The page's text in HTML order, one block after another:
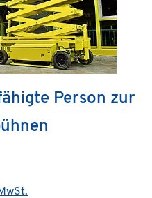
Person zur